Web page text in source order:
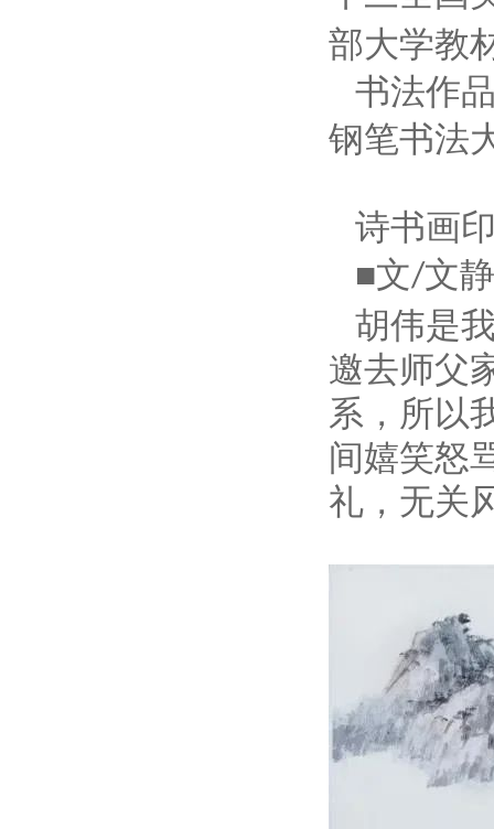
部大学教
书法作
钢笔书法
诗书画
■文/文
胡伟是
邀去师父
系，所以
间嬉笑怒
礼，无关